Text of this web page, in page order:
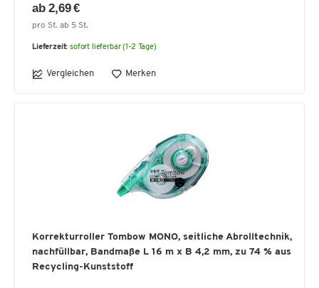
ab 2,69 €
pro St. ab 5 St.
Lieferzeit: sofort lieferbar (1-2 Tage)
Vergleichen Merken
Korrekturroller Tombow MONO, seitliche Abrolltechnik,
nachfüllbar, Bandmaße L 16 m x B 4,2 mm, zu 74 % aus
Recycling-Kunststoff